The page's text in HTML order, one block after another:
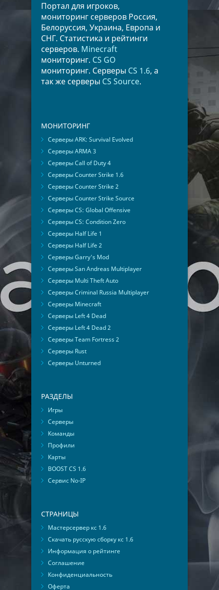
Портал для игроков,
мониторинг серверов Россия,
Белоруссия, Украина, Европа и
СНГ. Статистика и рейтинги
серверов. Minecraft
мониторинг. CS GO
мониторинг. Серверы CS 1.6, а
так же серверы CS Source.
МОНИТОРИНГ
Серверы ARK: Survival Evolved
Серверы ARMA 3
Серверы Call of Duty 4
Серверы Counter Strike 1.6
Серверы Counter Strike 2
Серверы Counter Strike Source
Серверы CS: Global Offensive
Серверы CS: Condition Zero
Серверы Half Life 1
Серверы Half Life 2
Серверы Garry's Mod
Серверы San Andreas Multiplayer
Серверы Multi Theft Auto
Серверы Criminal Russia Multiplayer
Серверы Minecraft
Серверы Left 4 Dead
Серверы Left 4 Dead 2
Серверы Team Fortress 2
Серверы Rust
Серверы Unturned
РАЗДЕЛЫ
Игры
Серверы
Команды
Профили
Карты
BOOST CS 1.6
Сервис No-IP
СТРАНИЦЫ
Мастерсервер кс 1.6
Скачать русскую сборку кс 1.6
Информация о рейтинге
Соглашение
Конфиденциальность
Оферта